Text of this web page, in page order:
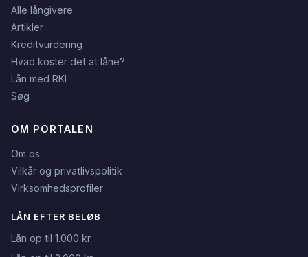
Alle långivere
Artikler
Kreditvurdering
Hvad koster det at låne?
Lån med RKI
Søg
OM PORTALEN
Om os
Vilkår og privatlivspolitik
Virksomhedsprofiler
LÅN EFTER BELØB
Lån op til 1.000 kr.